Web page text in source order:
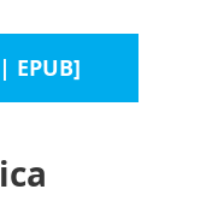
EPUB]